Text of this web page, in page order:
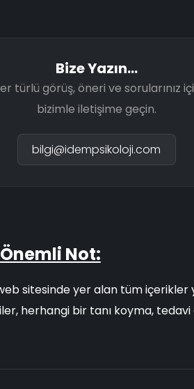
Bize Yazın...
türlü görüş, öneri ve sorularınız
bizimle iletişime geçin.
bilgi@idempsikoloji.com
Önemli Not:
sitesinde yer alan tüm içerikler
herhangi bir tanı koyma,